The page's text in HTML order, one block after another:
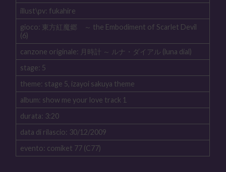
illust\pv: fukahire
gioco: 東方紅魔郷 ～ the Embodiment of Scarlet Devil
(6)
canzone originale: 月時計 ～ ルナ・ダイアル (luna dial)
stage: 5
theme: stage 5, izayoi sakuya theme
album: show me your love track 1
durata: 3:20
data di rilascio: 30/12/2009
evento: comiket 77 (C77)